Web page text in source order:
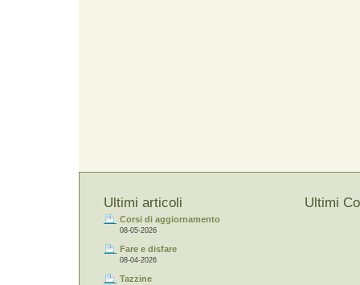
Ultimi articoli
Corsi di aggiornamento
08-05-2026
Fare e disfare
08-04-2026
Tazzine
Ultimi